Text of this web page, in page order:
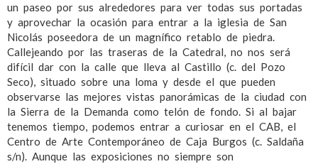
un paseo por sus alrededores para ver todas sus portadas
y aprovechar la ocasión para entrar a la iglesia de San
Nicolás poseedora de un magnífico retablo de piedra.
Callejeando por las traseras de la Catedral, no nos será
difícil dar con la calle que lleva al Castillo (c. del Pozo
Seco), situado sobre una loma y desde el que pueden
observarse las mejores vistas panorámicas de la ciudad con
la Sierra de la Demanda como telón de fondo. Si al bajar
tenemos tiempo, podemos entrar a curiosar en el CAB, el
Centro de Arte Contemporáneo de Caja Burgos (c. Saldaña
s/n). Aunque las exposiciones no siempre son